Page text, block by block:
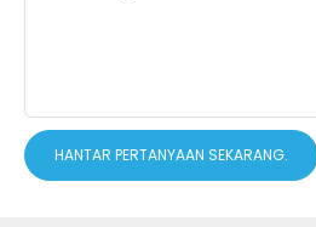
HANTAR PERTANYAAN SEKARANG.